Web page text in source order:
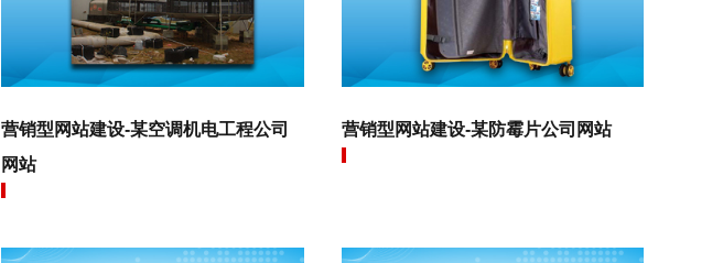
营销型网站建设-某空调机电工程公司
网站
营销型网站建设-某防霉片公司网站